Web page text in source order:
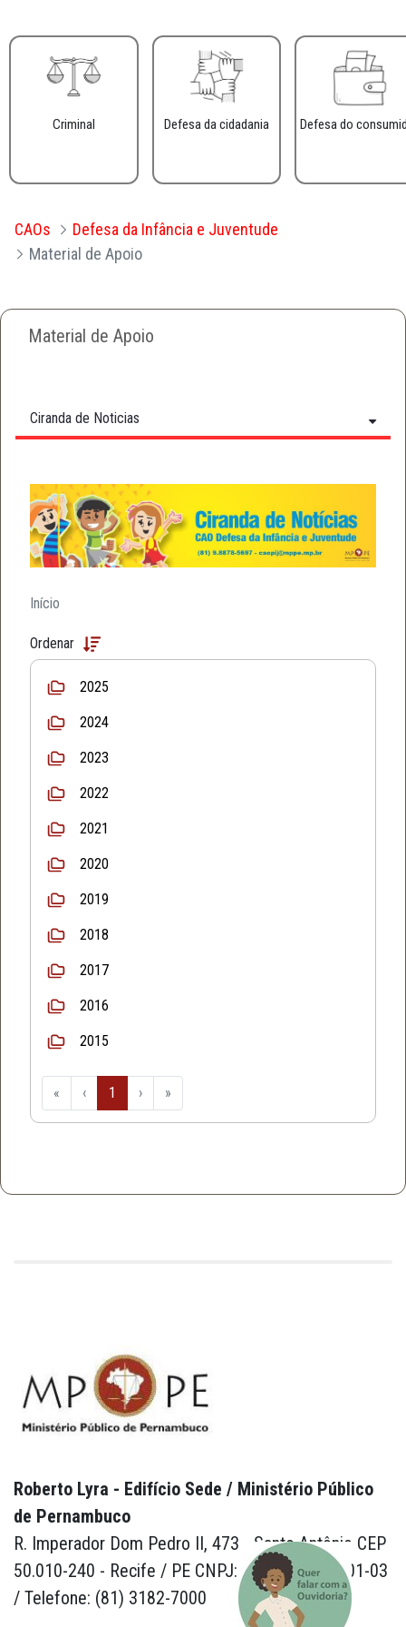
Criminal Defesa da cidadania Defesa do
CAOs
Defesa da Infância e Juventude
Material de Apoio
Material de Apoio
Ciranda de Noticias
Início
Ordenar
2025
2024
2023
2022
2021
2020
2019
2018
2017
2016
2015
« ‹ 1 › »
Roberto Lyra - Edifício Sede / Ministério Público
de Pernambuco
R. Imperador Dom Pedro II, 473 - Santo Antônio CEP
50.010-240 - Recife / PE CNPJ: 24.417.065/0001-03
/ Telefone: (81) 3182-7000